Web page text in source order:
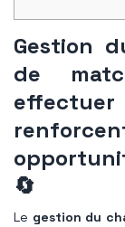
Gestion
de
effectuer
🔄
Le gestion du